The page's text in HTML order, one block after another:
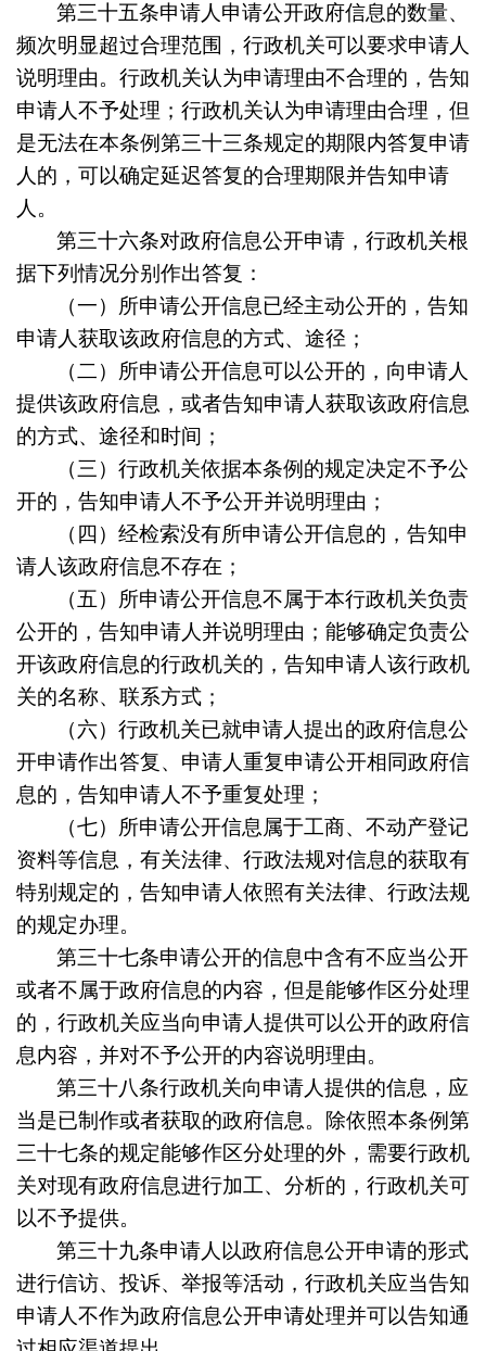
第三十五条申请人申请公开政府信息的数量、
频次明显超过合理范围，行政机关可以要求申请人
说明理由。行政机关认为申请理由不合理的，告知
申请人不予处理；行政机关认为申请理由合理，但
是无法在本条例第三十三条规定的期限内答复申请
人的，可以确定延迟答复的合理期限并告知申请
人。
第三十六条对政府信息公开申请，行政机关根
据下列情况分别作出答复：
（一）所申请公开信息已经主动公开的，告知
申请人获取该政府信息的方式、途径；
（二）所申请公开信息可以公开的，向申请人
提供该政府信息，或者告知申请人获取该政府信息
的方式、途径和时间；
（三）行政机关依据本条例的规定决定不予公
开的，告知申请人不予公开并说明理由；
（四）经检索没有所申请公开信息的，告知申
请人该政府信息不存在；
（五）所申请公开信息不属于本行政机关负责
公开的，告知申请人并说明理由；能够确定负责公
开该政府信息的行政机关的，告知申请人该行政机
关的名称、联系方式；
（六）行政机关已就申请人提出的政府信息公
开申请作出答复、申请人重复申请公开相同政府信
息的，告知申请人不予重复处理；
（七）所申请公开信息属于工商、不动产登记
资料等信息，有关法律、行政法规对信息的获取有
特别规定的，告知申请人依照有关法律、行政法规
的规定办理。
第三十七条申请公开的信息中含有不应当公开
或者不属于政府信息的内容，但是能够作区分处理
的，行政机关应当向申请人提供可以公开的政府信
息内容，并对不予公开的内容说明理由。
第三十八条行政机关向申请人提供的信息，应
当是已制作或者获取的政府信息。除依照本条例第
三十七条的规定能够作区分处理的外，需要行政机
关对现有政府信息进行加工、分析的，行政机关可
以不予提供。
第三十九条申请人以政府信息公开申请的形式
进行信访、投诉、举报等活动，行政机关应当告知
申请人不作为政府信息公开申请处理并可以告知通